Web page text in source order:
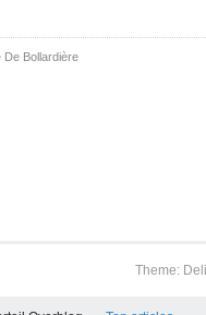
De Bollardière
Theme: